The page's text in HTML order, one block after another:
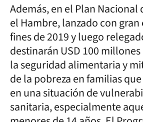
Además, en el Plan Nacional
el Hambre, lanzado con
fines de 2019 y luego
destinarán USD 100
la seguridad alimentaria y
de la pobreza en familias
en una situación de
sanitaria, especialmente